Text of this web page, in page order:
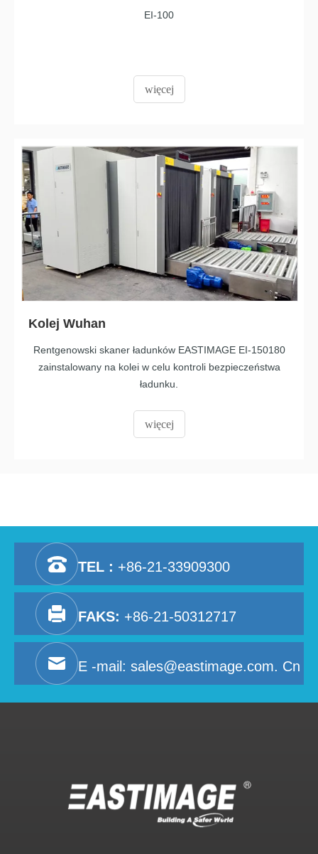
EI-100
więcej
Kolej Wuhan
Rentgenowski skaner ładunków EASTIMAGE EI-150180
zainstalowany na kolei w celu kontroli bezpieczeństwa
ładunku.
więcej
TEL : +86-21-33909300
FAKS: +86-21-50312717
E -mail: sales@eastimage.com. Cn